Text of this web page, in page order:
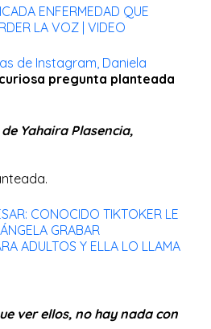
ENFERMEDAD QUE
LA VOZ | VIDEO
de Instagram, Daniela
pregunta planteada
Yahaira Plasencia,
CONOCIDO TIKTOKER LE
GRABAR
ADULTOS Y ELLA LO LLAMA
ver ellos, no hay nada con